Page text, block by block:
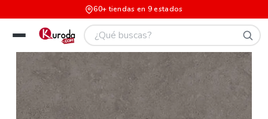
60+ tiendas en 9 estados